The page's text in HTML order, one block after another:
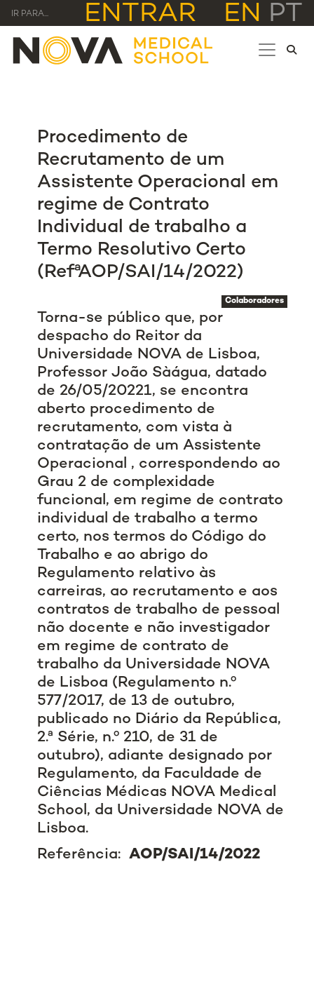
IR PARA... ENTRAR EN PT
Procedimento de
Recrutamento de um
Assistente Operacional em
regime de Contrato
Individual de trabalho a
Termo Resolutivo Certo
(RefªAOP/SAI/14/2022)
Colaboradores
Torna-se público que, por
despacho do Reitor da
Universidade NOVA de Lisboa,
Professor João Sàágua, datado
de 26/05/20221, se encontra
aberto procedimento de
recrutamento, com vista à
contratação de um Assistente
Operacional , correspondendo ao
Grau 2 de complexidade
funcional, em regime de contrato
individual de trabalho a termo
certo, nos termos do Código do
Trabalho e ao abrigo do
Regulamento relativo às
carreiras, ao recrutamento e aos
contratos de trabalho de pessoal
não docente e não investigador
em regime de contrato de
trabalho da Universidade NOVA
de Lisboa (Regulamento n.º
577/2017, de 13 de outubro,
publicado no Diário da República,
2.ª Série, n.º 210, de 31 de
outubro), adiante designado por
Regulamento, da Faculdade de
Ciências Médicas NOVA Medical
School, da Universidade NOVA de
Lisboa.
Referência:AOP/SAI/14/2022